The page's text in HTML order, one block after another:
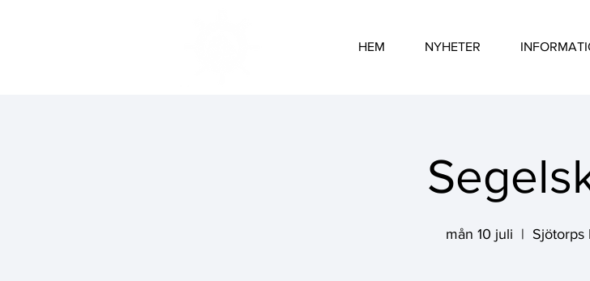
HEM NYHETER
mån 10 juli
  |
Sjötorps